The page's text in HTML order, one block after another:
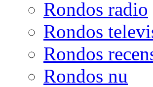
Rondos radio
Rondos
Rondos
Rondos nu